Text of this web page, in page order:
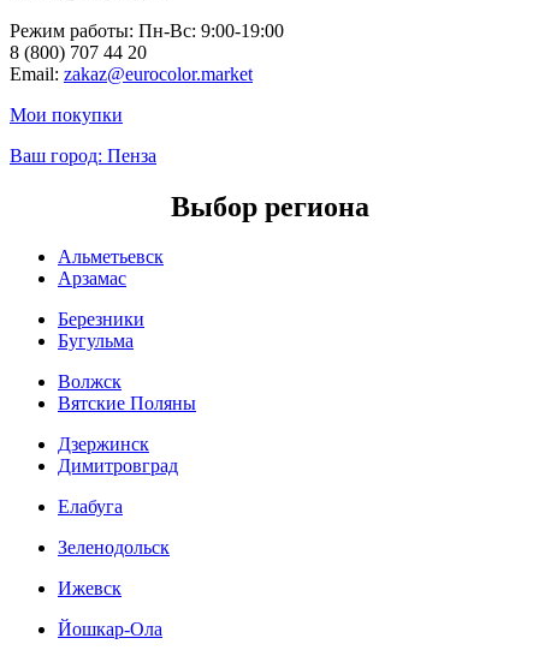
Режим работы: Пн-Вc: 9:00-19:00
8 (800) 707 44 20
Email: zakaz@eurocolor.market
Мои покупки
Ваш город: Пенза
Выбор региона
Альметьевск
Арзамас
Березники
Бугульма
Волжск
Вятские Поляны
Дзержинск
Димитровград
Елабуга
Зеленодольск
Ижевск
Йошкар-Ола